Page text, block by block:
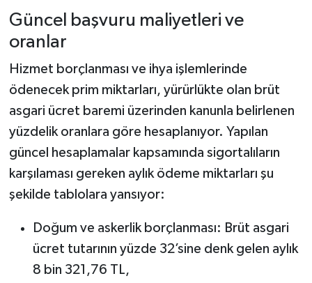
Güncel başvuru maliyetleri ve
oranlar
Hizmet borçlanması ve ihya işlemlerinde
ödenecek prim miktarları, yürürlükte olan brüt
asgari ücret baremi üzerinden kanunla belirlenen
yüzdelik oranlara göre hesaplanıyor. Yapılan
güncel hesaplamalar kapsamında sigortalıların
karşılaması gereken aylık ödeme miktarları şu
şekilde tablolara yansıyor:
Doğum ve askerlik borçlanması: Brüt asgari
ücret tutarının yüzde 32’sine denk gelen aylık
8 bin 321,76 TL,